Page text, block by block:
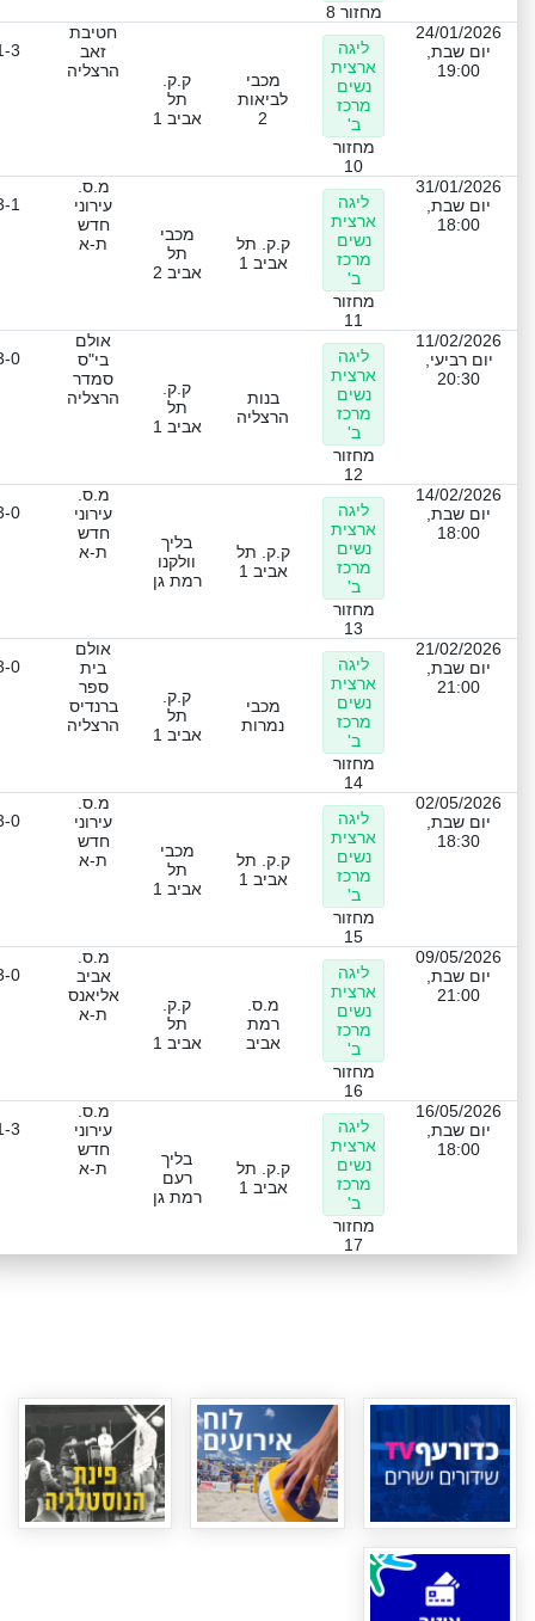
מחזור 8
24/01/2026
יום שבת,
19:00
ליגה
ארצית
נשים
מרכז
ב'
מחזור
10
מכבי
לביאות
2
ק.ק.
תל
אביב 1
חטיבת
זאב
הרצליה
3
31/01/2026
יום שבת,
18:00
ליגה
ארצית
נשים
מרכז
ב'
מחזור
11
ק.ק. תל
אביב 1
מכבי
תל
אביב 2
מ.ס.
עירוני
חדש
ת-א
1
11/02/2026
יום רביעי,
20:30
ליגה
ארצית
נשים
מרכז
ב'
מחזור
12
בנות
הרצליה
ק.ק.
תל
אביב 1
אולם
בי"ס
סמדר
הרצליה
0
14/02/2026
יום שבת,
18:00
ליגה
ארצית
נשים
מרכז
ב'
מחזור
13
ק.ק. תל
אביב 1
בליך
וולקנו
רמת גן
מ.ס.
עירוני
חדש
ת-א
0
21/02/2026
יום שבת,
21:00
ליגה
ארצית
נשים
מרכז
ב'
מחזור
14
מכבי
נמרות
ק.ק.
תל
אביב 1
אולם
בית
ספר
ברנדיס
הרצליה
0
02/05/2026
יום שבת,
18:30
ליגה
ארצית
נשים
מרכז
ב'
מחזור
15
ק.ק. תל
אביב 1
מכבי
תל
אביב 1
מ.ס.
עירוני
חדש
ת-א
0
09/05/2026
יום שבת,
21:00
ליגה
ארצית
נשים
מרכז
ב'
מחזור
16
מ.ס.
רמת
אביב
ק.ק.
תל
אביב 1
מ.ס.
אביב
אליאנס
ת-א
0
16/05/2026
יום שבת,
18:00
ליגה
ארצית
נשים
מרכז
ב'
מחזור
17
ק.ק. תל
אביב 1
בליך
רעם
רמת גן
מ.ס.
עירוני
חדש
ת-א
3